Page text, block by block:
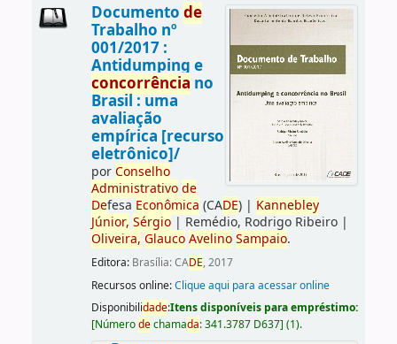
Documento de
Trabalho nº
001/2017 :
Antidumping e
concorrência no
Brasil : uma
avaliação
empírica [recurso
eletrônico]/
porConselho
Administrativo de
Defesa Econômica (CADE)| Kannebley
Júnior, Sérgio| Remédio, Rodrigo Ribeiro|
Oliveira, Glauco Avelino Sampaio.
Editora: Brasília: CADE, 2017
Recursos online:Clique aqui para acessar online
Disponibilidade:Itens disponíveis para empréstimo:
[Númerodechamada:341.3787 D637] (1).